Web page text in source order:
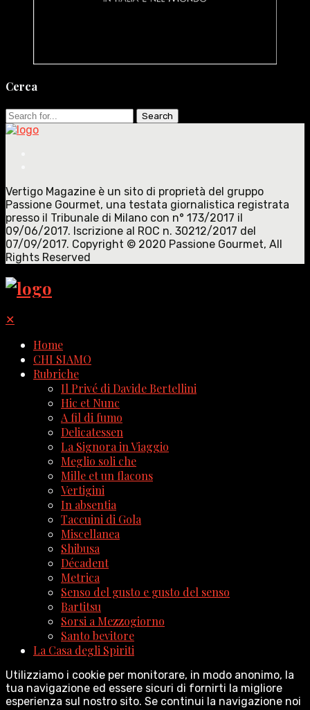
Cerca
Search
for:
Vertigo Magazine è un sito di proprietà del gruppo
Passione Gourmet, una testata giornalistica registrata
presso il Tribunale di Milano con n° 173/2017 il
09/06/2017. Iscrizione al ROC n. 30212/2017 del
07/09/2017. Copyright © 2020 Passione Gourmet, All
Rights Reserved
✕
Home
CHI SIAMO
Rubriche
Il Privé di Davide Bertellini
Hic et Nunc
A fil di fumo
Delicatessen
La Signora in Viaggio
Meglio soli che
Mille et un flacons
Vertigini
In absentia
Taccuini di Gola
Miscellanea
Shibusa
Décadent
Metrica
Senso del gusto e gusto del senso
Bartitsu
Sorsi a Mezzogiorno
Santo bevitore
La Casa degli Spiriti
Utilizziamo i cookie per monitorare, in modo anonimo, la
tua navigazione ed essere sicuri di fornirti la migliore
esperienza sul nostro sito. Se continui la navigazione noi